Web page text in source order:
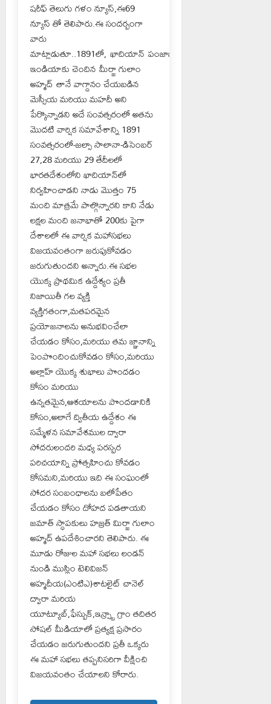
షరీఫ్ తెలుగు గళం న్యూస్,ఈ69
న్యూస్ తో తెలిపారు.ఈ సందర్బంగా
వారు
మాట్లాడుతూ..1891లో, ఖాదియాన్ పంజాబ్
ఇండియాకు చెందిన మీర్జా గులాం
అహ్మద్ తానే వాగ్దానం చేయబడిన
మెస్సీయ మరియు మహదీ అని
పేర్కొన్నాడని అదే సంవత్సరంలో అతను
మొదటి వార్షిక సమావేశాన్ని 1891
సంవత్సరంలో-జల్సా సాలానా-డిసెంబర్
27,28 మరియు 29 తేదీలలో
భారతదేశంలోని ఖాదియాన్‌లో
నిర్వహించాడని నాడు మొత్తం 75
మంది మాత్రమే పాల్గొన్నారని కాని నేడు
లక్షల మంది జనాభాతో 200కు పైగా
దేశాలలో ఈ వార్షిక మహాసభలు
విజయవంతంగా జరుపుకోవడం
జరుగుతుందని అన్నారు.ఈ సభల
యొక్క ప్రాథమిక ఉద్దేశ్యం ప్రతీ
నిజాయితీ గల వ్యక్తి
వ్యక్తిగతంగా,మతపరమైన
ప్రయోజనాలను అనుభవించేలా
చేయడం కోసం,మరియు తమ జ్ఞానాన్ని
పెంపొందించుకోవడం కోసం,మరియు
అల్లాహ్ యొక్క శుభాలు పొందడం
కోసం మరియు
ఉన్నతమైన,ఆశయాలను పొందడానికి
కోసం,అలాగే ద్వితీయ ఉద్దేశం ఈ
సమ్మేళన సమావేశముల ద్వారా
సోదరులందరి మధ్య పరస్పర
పరిచయాన్ని ప్రోత్సహించు కోవడం
కోసమని,మరియు ఇది ఈ సంఘంలో
సోదర సంబంధాలను బలోపేతం
చేయడం కోసం దోహద పడతాయని
జమాత్ స్ధాపకులు హజ్రత్ మిర్జా గులాం
అహ్మద్ ఉపదేశించారని తెలిపారు. ఈ
మూడు రోజుల మహా సభలు లండన్
నుండి ముస్లిం టెలివిజన్
అహ్మదీయ(ఎంటిఎ)శాటలైట్ చానెల్
ద్వారా మరియ
యూట్యూబ్,ఫేస్బుక్,ఇన్స్ట్రా గ్రాం తదితర
సోషల్ మీడియాలో ప్రత్యక్ష ప్రసారం
చేయడం జరుగుతుందని ప్రతీ ఒక్కరు
ఈ మహా సభలు తప్పనిసరిగా వీక్షించి
విజయవంతం చేయాలని కోరారు.